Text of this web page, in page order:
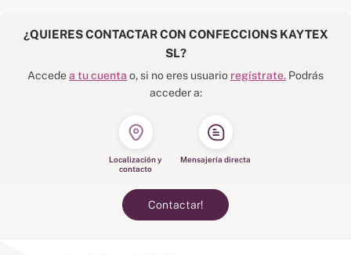
¿QUIERES CONTACTAR CON CONFECCIONS KAYTEX
SL?
Accede a tu cuenta o, si no eres usuario regístrate. Podrás
acceder a:
Localización y
contacto
Mensajería directa
Contactar!